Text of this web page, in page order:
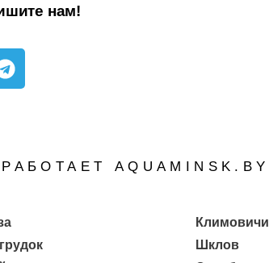
нам!
AQUAMINSK.BY
Климовичи
Шклов